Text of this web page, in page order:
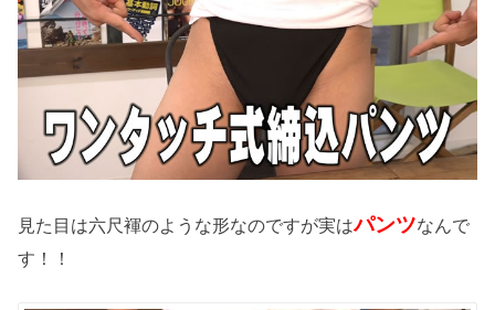
見た目は六尺褌のような形なのですが実はパンツなんで
す！！